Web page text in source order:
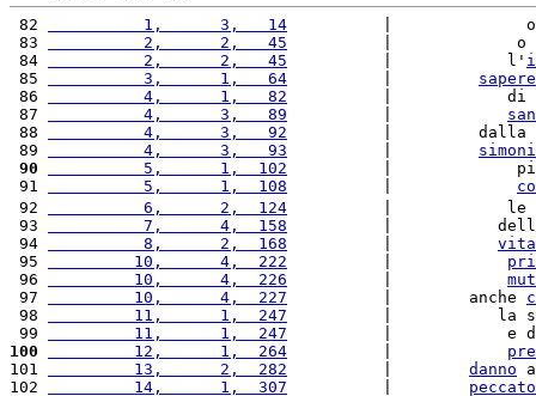
82
          1,      3,   14
|
83
          2,      2,   45
|
84
          2,      2,   45
          |            l'
85
          3,      1,   64
sapere
86
          4,      1,   82
          |            di
87
          4,      3,   89
88
          4,      3,   92
          |         dalla
89
          4,      3,   93
90
          5,      1,  102
|
91
          5,      1,  108
92
          6,      2,  124
          |            le
93
          7,      4,  158
|
94
          8,      2,  168
vita
95
         10,      4,  222
96
         10,      4,  226
97
         10,      4,  227
          |        anche
98
         11,      1,  247
|           la
99
         11,      1,  247
|            e
100
         12,      1,  264
101
         13,      2,  282
danno
102
         14,      1,  307